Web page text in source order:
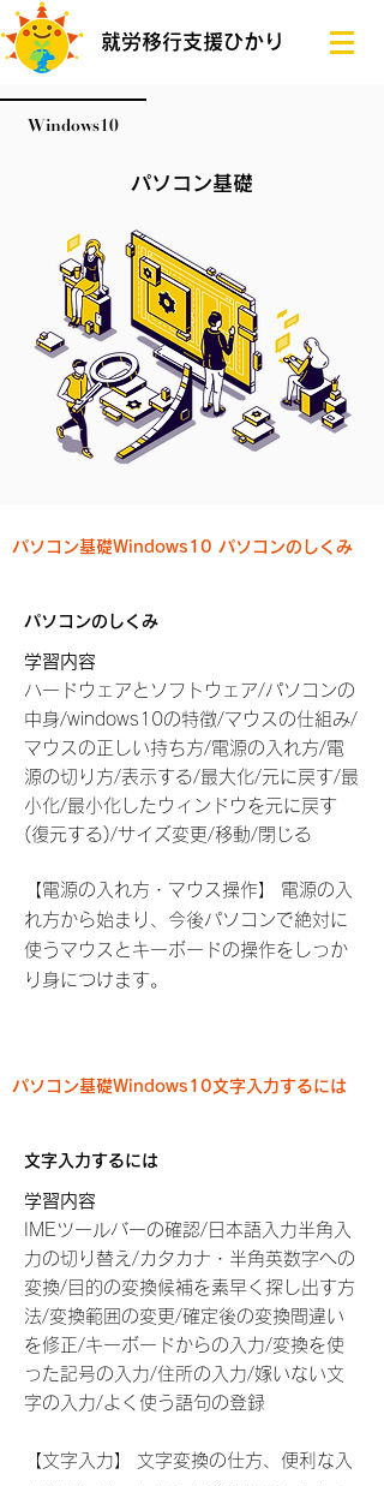
就労移行支援ひかり
Windows10
パソコン基礎
パソコン基礎Windows10 パソコンのしくみ
パソコンのしくみ
学習内容
ハードウェアとソフトウェア/パソコンの
中身/windows10の特徴/マウスの仕組み/
マウスの正しい持ち方/電源の入れ方/電
源の切り方/表示する/最大化/元に戻す/最
小化/最小化したウィンドウを元に戻す
(復元する)/サイズ変更/移動/閉じる
【電源の入れ方・マウス操作】 電源の入
れ方から始まり、今後パソコンで絶対に
使うマウスとキーボードの操作をしっか
り身につけます。
パソコン基礎Windows10文字入力するには
文字入力するには
学習内容
IMEツールバーの確認/日本語入力半角入
力の切り替え/カタカナ・半角英数字への
変換/目的の変換候補を素早く探し出す方
法/変換範囲の変更/確定後の変換間違い
を修正/キーボードからの入力/変換を使
った記号の入力/住所の入力/嫁いない文
字の入力/よく使う語句の登録
【文字入力】 文字変換の仕方、便利な入